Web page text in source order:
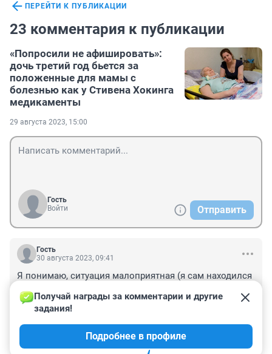
ПЕРЕЙТИ К ПУБЛИКАЦИИ
23 комментария к публикации
«Попросили не афишировать»:
дочь третий год бьется за
положенные для мамы с
болезнью как у Стивена Хокинга
медикаменты
29 августа 2023, 15:00
Гость
Войти
Отправить
Гость
30 августа 2023, 09:41
Я понимаю, ситуация малоприятная (я сам находился
требовать огромных средств для человека,
находящегося уже на 3/4 в могиле, отбирая эти
средства у людей (в том числе и детей), которые еще
могут выздороветь и приносить пользу обществу.
Получай награды за комментарии и другие
задания!
Подробнее в профиле